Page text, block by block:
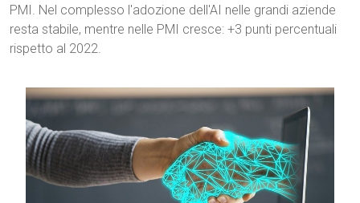
PMI. Nel complesso l'adozione dell'AI nelle grandi aziende
resta stabile, mentre nelle PMI cresce: +3 punti percentuali
rispetto al 2022.